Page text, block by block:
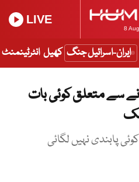
8
LIVE
ایران-اسرائیل جنگ کھیل انٹرٹینمنٹ
سے متعلق کوئی بات
پابندی نہیں لگائی